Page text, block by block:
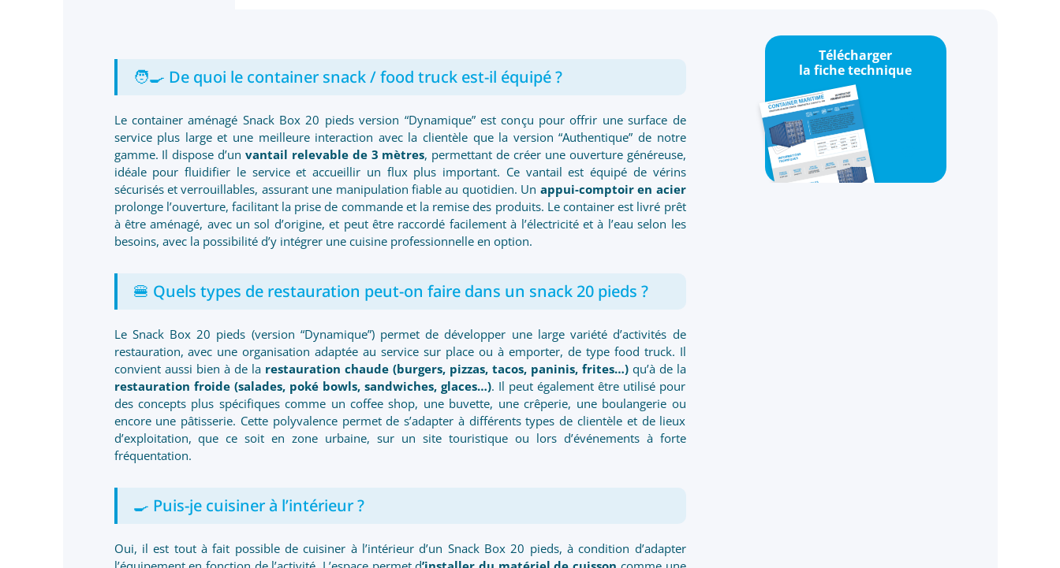
🧑‍🍳 De quoi le container snack / food truck est-il équipé ?
Le container aménagé Snack Box 20 pieds version “Dynamique” est conçu pour offrir une surface de
service plus large et une meilleure interaction avec la clientèle que la version “Authentique” de notre
gamme. Il dispose d’un vantail relevable de 3 mètres, permettant de créer une ouverture généreuse,
idéale pour fluidifier le service et accueillir un flux plus important. Ce vantail est équipé de vérins
sécurisés et verrouillables, assurant une manipulation fiable au quotidien. Un appui-comptoir en acier
prolonge l’ouverture, facilitant la prise de commande et la remise des produits. Le container est livré prêt
à être aménagé, avec un sol d’origine, et peut être raccordé facilement à l’électricité et à l’eau selon les
besoins, avec la possibilité d’y intégrer une cuisine professionnelle en option.
🍔 Quels types de restauration peut-on faire dans un snack 20 pieds ?
Le Snack Box 20 pieds (version “Dynamique”) permet de développer une large variété d’activités de
restauration, avec une organisation adaptée au service sur place ou à emporter, de type food truck. Il
convient aussi bien à de la restauration chaude (burgers, pizzas, tacos, paninis, frites…) qu’à de la
restauration froide (salades, poké bowls, sandwiches, glaces…). Il peut également être utilisé pour
des concepts plus spécifiques comme un coffee shop, une buvette, une crêperie, une boulangerie ou
encore une pâtisserie. Cette polyvalence permet de s’adapter à différents types de clientèle et de lieux
d’exploitation, que ce soit en zone urbaine, sur un site touristique ou lors d’événements à forte
fréquentation.
🍳 Puis-je cuisiner à l’intérieur ?
Oui, il est tout à fait possible de cuisiner à l’intérieur d’un Snack Box 20 pieds, à condition d’adapter
Télécharger
la fiche technique